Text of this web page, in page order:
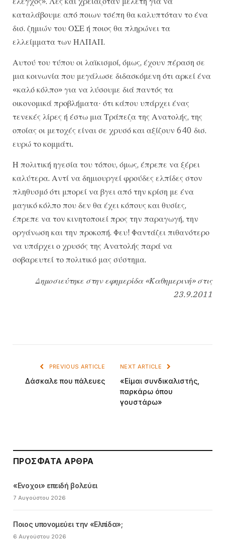
καταλάβουμε από ποιων τσέπη θα καλυπτόταν το ένα
δισ. ζημιών του ΟΣΕ ή ποιος θα πληρώνει τα
ελλείμματα των ΗΛΠΑΠ.
Αυτού του τύπου οι λαϊκισμοί, όμως, έχουν πέραση σε
μια κοινωνία που μεγάλωσε διδασκόμενη ότι αρκεί ένα
«καλό κόλπο» για να λύσουμε διά παντός τα
οικονομικά προβλήματα· ότι κάπου υπάρχει ένας
τενεκές λίρες ή έστω μια Τράπεζα της Ανατολής, της
οποίας οι μετοχές είναι σε χρυσό και αξίζουν 640 δισ.
ευρώ το κομμάτι.
Η πολιτική ηγεσία του τόπου, όμως, έπρεπε να ξέρει
καλύτερα. Αντί να δημιουργεί φρούδες ελπίδες στον
πληθυσμό ότι μπορεί να βγει από την κρίση με ένα
μαγικό κόλπο που δεν θα έχει κόπους και θυσίες,
έπρεπε να τον κινητοποιεί προς την παραγωγή, την
οργάνωση και την προκοπή. Φευ! Φαντάζει πιθανότερο
να υπάρχει ο χρυσός της Ανατολής παρά να
σοβαρευτεί το πολιτικό μας σύστημα.
Δημοσιεύτηκε στην εφημερίδα «Καθημερινή» στις
23.9.2011
PREVIOUS ARTICLE
Δάσκαλε που πάλευες
NEXT ARTICLE
«Είμαι συνδικαλιστής,
παρκάρω όπου
γουστάρω»
ΠΡΌΣΦΑΤΑ ΆΡΘΡΑ
«Ενοχοι» επειδή βολεύει
7 Αυγούστου 2026
Ποιος υπονομεύει την «Ελπίδα»;
6 Αυγούστου 2026